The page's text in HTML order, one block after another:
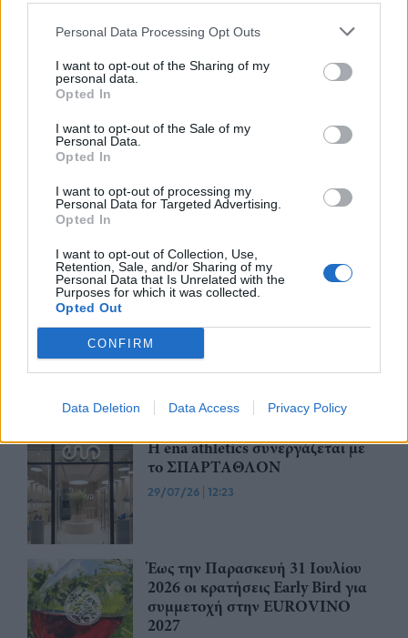
Personal Data Processing Opt Outs
I want to opt-out of the Sharing of my
personal data.
Opted In
I want to opt-out of the Sale of my
Personal Data.
Opted In
I want to opt-out of processing my
Personal Data for Targeted Advertising.
Opted In
I want to opt-out of Collection, Use,
Retention, Sale, and/or Sharing of my
Personal Data that Is Unrelated with the
Purposes for which it was collected.
Opted Out
CONFIRM
Data Deletion Data Access Privacy Policy
Olympic Yacht Show 2026: Η
Λαύριο, το τετραήμερο 15-18
ENTERPRISE GREECE και
προώθηση των εξαγωγών
ένδυσης – κλωστοϋφαντουργίας
30/07/26|13:16
Η νέα ευρωπαϊκή έκθεση για την
ψηφιακή υγεία ανοίγει τις πύλες
της στο Βερολίνο από τις 26 έως
29/07/26|15:21
Η ena athletics συνεργάζεται με
το ΣΠΑΡΤΑΘΛΟΝ
29/07/26 | 12:23
Έως την Παρασκευή 31 Ιουλίου
2026 οι κρατήσεις Early Bird για
συμμετοχή στην EUROVINO
2027